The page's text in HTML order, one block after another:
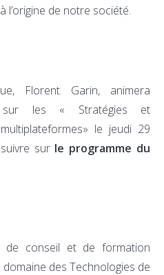
l’origine de notre société.
Florent Garin, animera
sur les « Stratégies et
le jeudi 29
sur le programme du
de conseil et de formation
des Technologies de